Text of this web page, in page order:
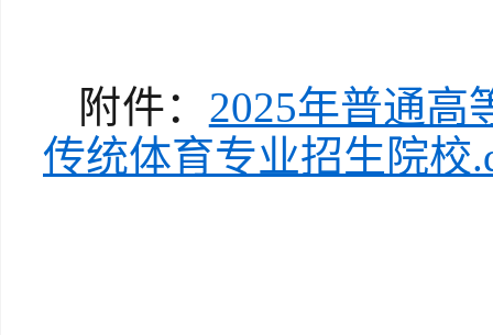
附件： 2025年普通高
传统体育专业招生院校